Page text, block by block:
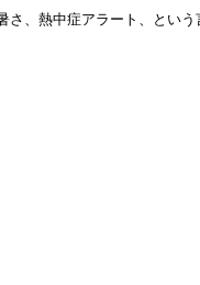
、熱中症アラート、とい